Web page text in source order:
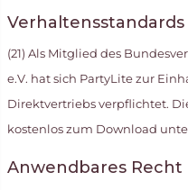
(21) Als Mitglied des
e.V. hat sich PartyLite zur
Direktvertriebs verpflichtet.
kostenlos zum Download
Anwendbares Recht